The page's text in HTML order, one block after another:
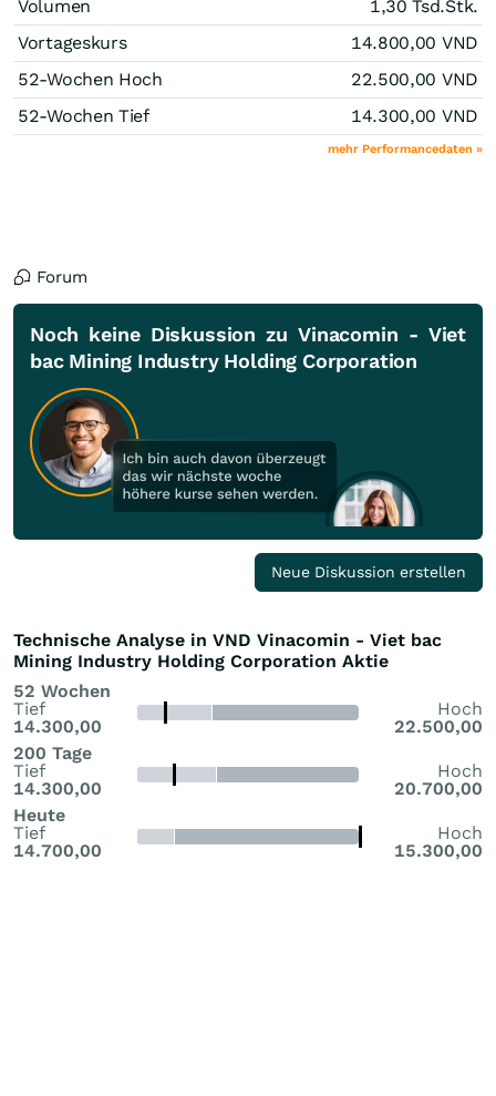
Volumen
1,30 Tsd.Stk.
Vortageskurs
14.800,00 VND
52-Wochen Hoch
22.500,00 VND
52-Wochen Tief
14.300,00 VND
mehr Performancedaten »
Forum
Noch keine Diskussion zu Vinacomin - Viet
bac Mining Industry Holding Corporation
Neue Diskussion erstellen
Technische Analyse in VND Vinacomin - Viet bac
Mining Industry Holding Corporation Aktie
52 Wochen
Tief
14.300,00
Hoch
22.500,00
200 Tage
Tief
14.300,00
Hoch
20.700,00
Heute
Tief
14.700,00
Hoch
15.300,00